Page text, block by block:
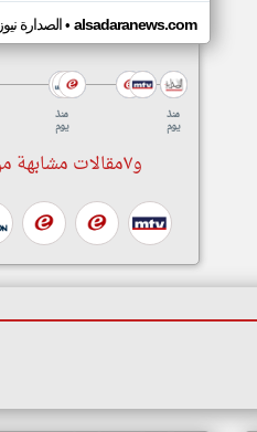
الصدارة نيوز• alsadaranews.com
منذ
يوم
منذ
يوم
و٧مقالات مشابهة من مصادر أخرى